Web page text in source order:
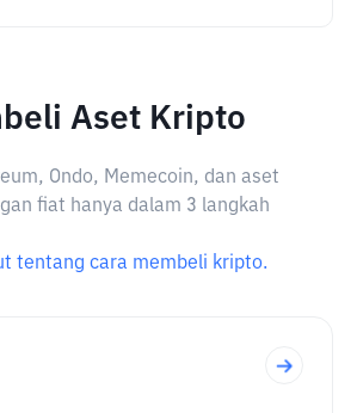
Aset Kripto
Ondo, Memecoin, dan aset
fiat hanya dalam 3 langkah
tentang cara membeli kripto.